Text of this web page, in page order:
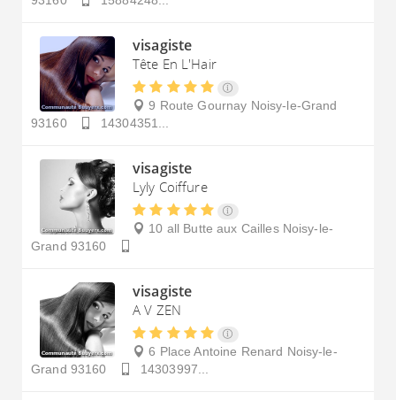
visagiste
Tête En L'Hair
9 Route Gournay Noisy-le-Grand
93160
14304351...
visagiste
Lyly Coiffure
10 all Butte aux Cailles Noisy-le-
Grand 93160
visagiste
A V ZEN
6 Place Antoine Renard Noisy-le-
Grand 93160 14303997...